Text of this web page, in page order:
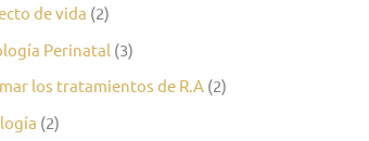
de vida (2)
Perinatal (3)
los tratamientos de R.A (2)
(2)